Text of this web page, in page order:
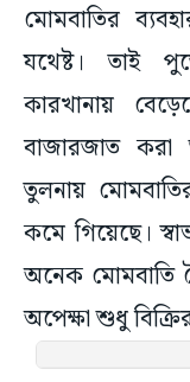
মোমবাতির
যথেষ্ট। তাই
কারখানায়
বাজারজাত
তুলনায়
কমে গিয়েছে।
অনেক মোমবাতি
অপেক্ষা শুধু